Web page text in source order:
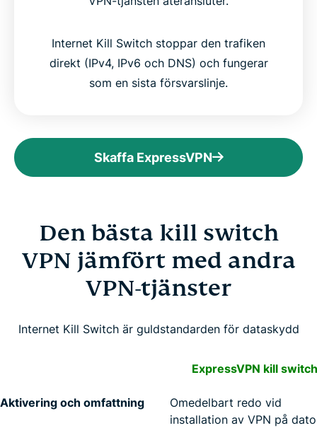
Internet Kill Switch stoppar den trafiken
direkt (IPv4, IPv6 och DNS) och fungerar
som en sista försvarslinje.
Skaffa ExpressVPN
Den bästa kill switch
VPN jämfört med andra
VPN-tjänster
Internet Kill Switch är guldstandarden för dataskydd
ExpressVPN kill switch
Aktivering och omfattning
Omedelbart redo vid
installation av VPN på